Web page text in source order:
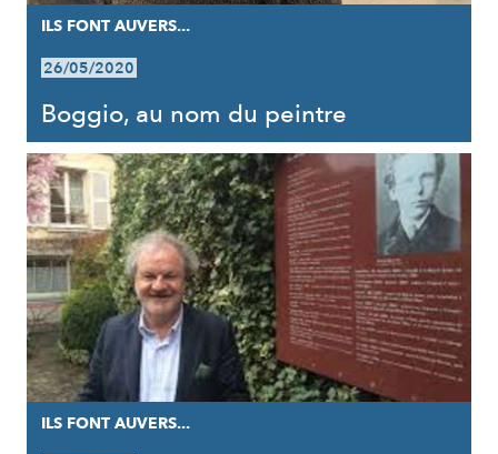
ILS FONT AUVERS...
26/05/2020
Boggio, au nom du peintre
ILS FONT AUVERS...